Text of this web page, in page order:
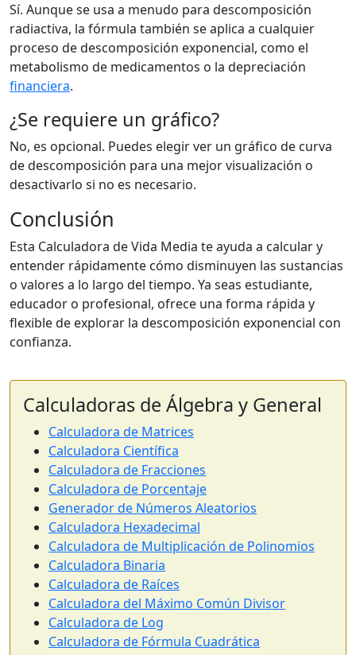
Sí. Aunque se usa a menudo para descomposición
radiactiva, la fórmula también se aplica a cualquier
proceso de descomposición exponencial, como el
metabolismo de medicamentos o la depreciación
financiera.
¿Se requiere un gráfico?
No, es opcional. Puedes elegir ver un gráfico de curva
de descomposición para una mejor visualización o
desactivarlo si no es necesario.
Conclusión
Esta Calculadora de Vida Media te ayuda a calcular y
entender rápidamente cómo disminuyen las sustancias
o valores a lo largo del tiempo. Ya seas estudiante,
educador o profesional, ofrece una forma rápida y
flexible de explorar la descomposición exponencial con
confianza.
Calculadoras de Álgebra y General
Calculadora de Matrices
Calculadora Científica
Calculadora de Fracciones
Calculadora de Porcentaje
Generador de Números Aleatorios
Calculadora Hexadecimal
Calculadora de Multiplicación de Polinomios
Calculadora Binaria
Calculadora de Raíces
Calculadora del Máximo Común Divisor
Calculadora de Log
Calculadora de Fórmula Cuadrática